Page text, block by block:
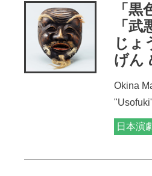
「
「
じょ
げん
Okina
日本演